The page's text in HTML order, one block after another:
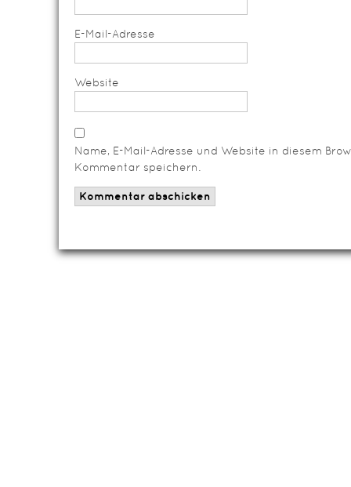
E-Mail-Adresse
Website
Name, E-Mail-Adresse und Website in diesem
Kommentar speichern.